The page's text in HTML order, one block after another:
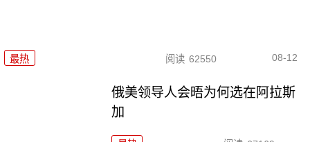
最热 阅读 62550 08-12
俄美领导人会晤为何选在阿拉斯
加